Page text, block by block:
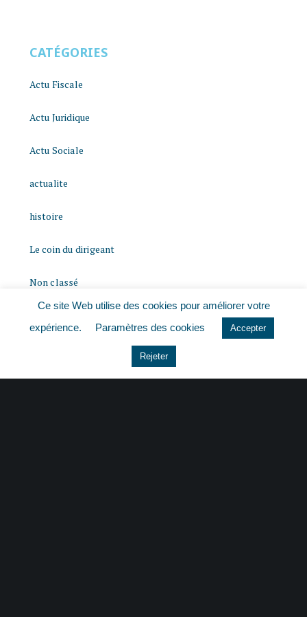
CATÉGORIES
Actu Fiscale
Actu Juridique
Actu Sociale
actualite
histoire
Le coin du dirigeant
Non classé
Ce site Web utilise des cookies pour améliorer votre
expérience.
Paramètres des cookies Accepter
Rejeter